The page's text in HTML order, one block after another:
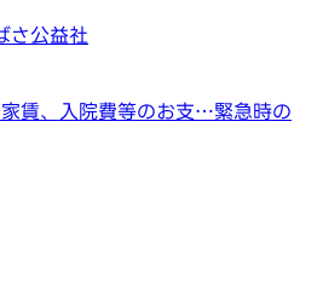
さ公益社
家賃、入院費等のお支…緊急時の